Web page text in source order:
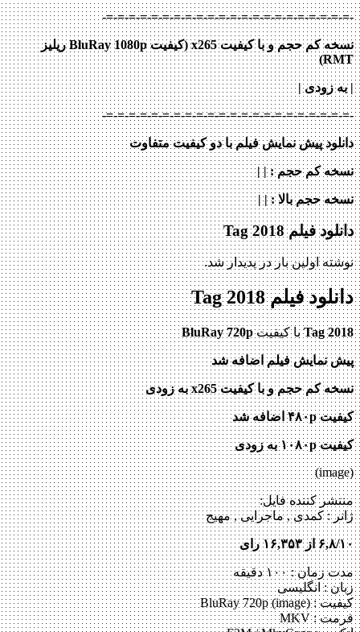
-=-=-=-=-=-=-=-=-=-=-=-=-=-=-=-=-=-=-=-=-=-=-
نسخه کم حجم و با کیفیت x265 (کیفیت BluRay 1080p ریلیز
RMT)
| به زودی |
-=-=-=-=-=-=-=-=-=-=-=-=-=-=-=-=-=-=-=-=-=-=-
دانلود پیش نمایش فیلم با دو کیفیت متفاوت
نسخه کم حجم: | |
نسخه حجم بالا: | |
دانلود فیلم Tag 2018
نوشته اولین بار در پدیدار شد.
دانلود فیلم Tag 2018
Tag 2018با کیفیتBluRay 720p
پیش نمایش فیلم اضافه شد
نسخه کم حجم و با کیفیت x265 به زودی
کیفیت ۴۸۰p اضافه شد
کیفیت ۱۰۸۰p به زودی
(image)
منتشر کننده فایل:
ژانر : کمدی , ماجرایی , مهیج
۶,۸/۱۰ از ۱۶,۳۵۳ رای
مدت زمان : ۱۰۰ دقیقه
زبان : انگلیسی
کیفیت : BluRay 720p (image)
فرمت : MKV